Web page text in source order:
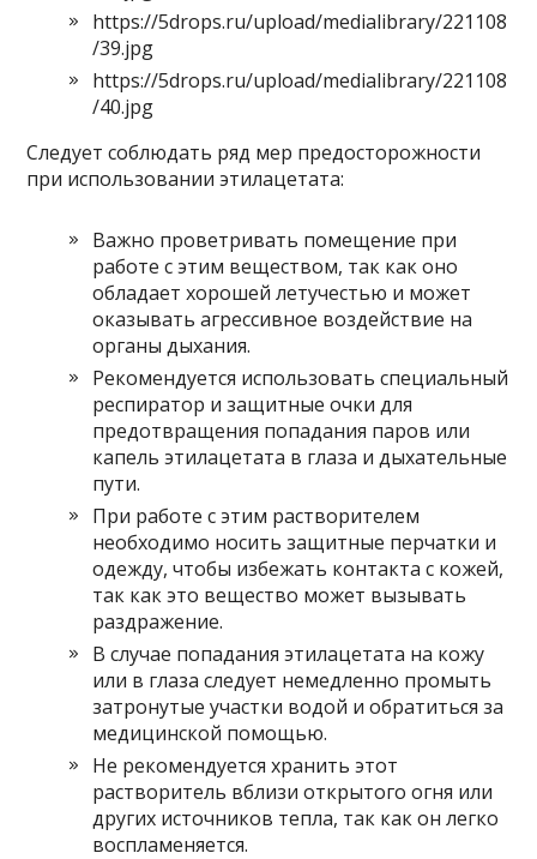
https://5drops.ru/upload/medialibrary/221108
/39.jpg
https://5drops.ru/upload/medialibrary/221108
/40.jpg
Следует соблюдать ряд мер предосторожности
при использовании этилацетата:
Важно проветривать помещение при
работе с этим веществом, так как оно
обладает хорошей летучестью и может
оказывать агрессивное воздействие на
органы дыхания.
Рекомендуется использовать специальный
респиратор и защитные очки для
предотвращения попадания паров или
капель этилацетата в глаза и дыхательные
пути.
При работе с этим растворителем
необходимо носить защитные перчатки и
одежду, чтобы избежать контакта с кожей,
так как это вещество может вызывать
раздражение.
В случае попадания этилацетата на кожу
или в глаза следует немедленно промыть
затронутые участки водой и обратиться за
медицинской помощью.
Не рекомендуется хранить этот
растворитель вблизи открытого огня или
других источников тепла, так как он легко
воспламеняется.